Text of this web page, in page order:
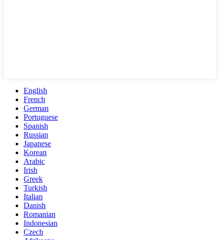
English
French
German
Portuguese
Spanish
Russian
Japanese
Korean
Arabic
Irish
Greek
Turkish
Italian
Danish
Romanian
Indonesian
Czech